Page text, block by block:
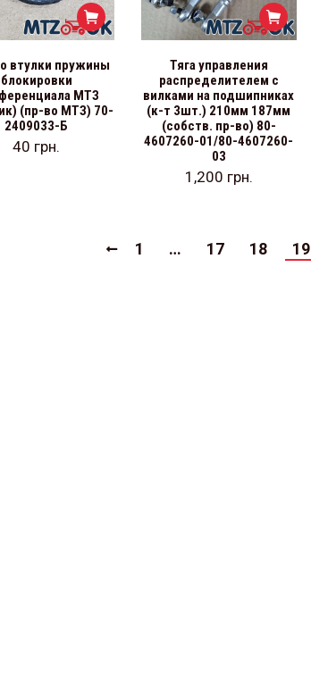
втулки пружины
блокировки
МТЗ
(пр-во МТЗ) 70-
2409033-Б
40 грн.
Тяга управления
распределителем с
вилками на подшипниках
(к-т 3шт.) 210мм 187мм
(собств. пр-во) 80-
4607260-01/80-4607260-
03
1,200 грн.
1 … 17 18 19